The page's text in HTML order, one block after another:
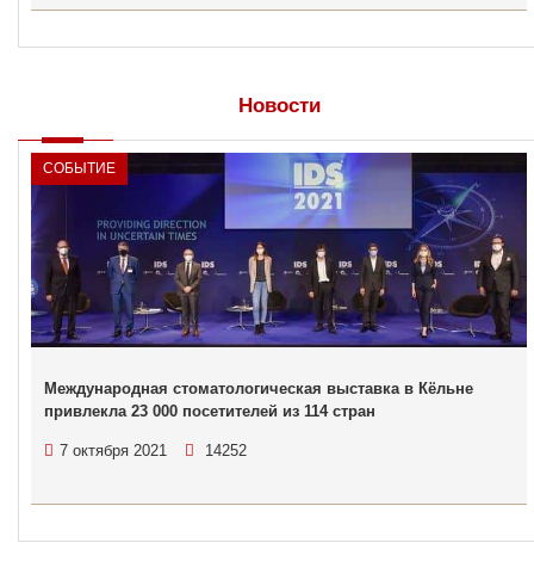
Новости
СОБЫТИЕ
Международная стоматологическая выставка в Кёльне
привлекла 23 000 посетителей из 114 стран
7 октября 2021 14252